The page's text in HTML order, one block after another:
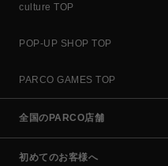
culture TOP
POP-UP SHOP TOP
PARCO GAMES TOP
全国のPARCO店舗
初めてのお客様へ